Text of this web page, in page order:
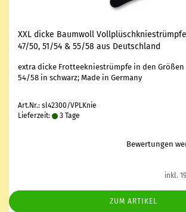
XXL dicke Baum­woll
47/50, 51/54 & 55/58 aus Deutsch­land
extra dicke Frot­tee­knie­strümp­fe in den Grö­ßen
54/58 in schwarz; Made in Ger­ma­ny
Art.Nr.: sl42300/VPLKnie
Lieferzeit:
3 Tage
Bewertungen
inkl.
ZUM ARTIKEL